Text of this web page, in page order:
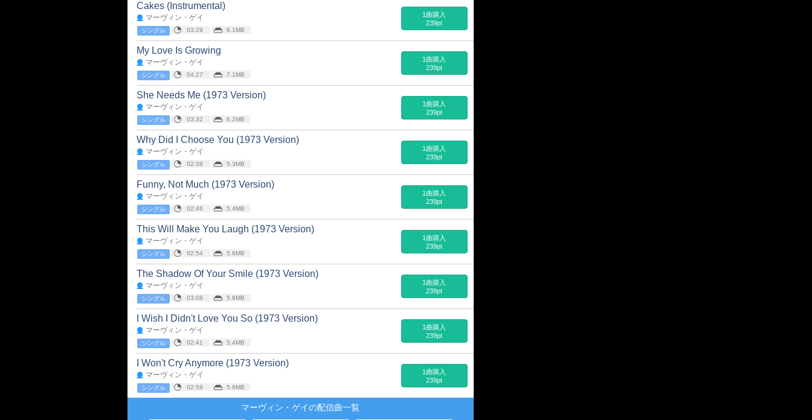
Cakes (Instrumental)
マーヴィン・ゲイ
シングル 03:29 6.1MB
1曲購入
239pt
My Love Is Growing
マーヴィン・ゲイ
シングル 04:27 7.1MB
1曲購入
239pt
She Needs Me (1973 Version)
マーヴィン・ゲイ
シングル 03:32 6.2MB
1曲購入
239pt
Why Did I Choose You (1973 Version)
マーヴィン・ゲイ
シングル 02:38 5.3MB
1曲購入
239pt
Funny, Not Much (1973 Version)
マーヴィン・ゲイ
シングル 02:46 5.4MB
1曲購入
239pt
This Will Make You Laugh (1973 Version)
マーヴィン・ゲイ
シングル 02:54 5.6MB
1曲購入
239pt
The Shadow Of Your Smile (1973 Version)
マーヴィン・ゲイ
シングル 03:08 5.8MB
1曲購入
239pt
I Wish I Didn't Love You So (1973 Version)
マーヴィン・ゲイ
シングル 02:41 5.4MB
1曲購入
239pt
I Won't Cry Anymore (1973 Version)
マーヴィン・ゲイ
シングル 02:59 5.6MB
1曲購入
239pt
マーヴィン・ゲイの配信曲一覧